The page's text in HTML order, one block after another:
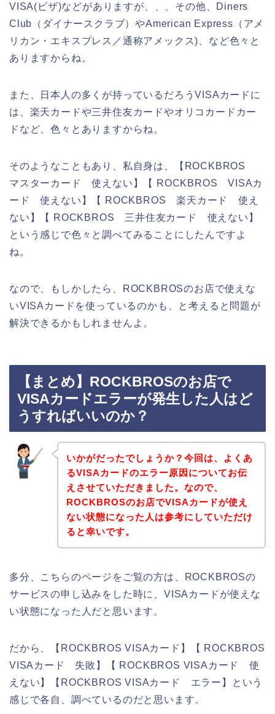
VISA(ビザ)などがありますが、、、その他、Diners
Club（ダイナースクラブ）やAmerican Express（アメ
リカン・エキスプレス／通称アメックス)、など色々と
ありますからね。
また、日本人の多くが持っているだろうVISAカードに
は、楽天カードや三井住友カードやオリコカードカー
ドなど、色々とありますからね。
そのようなこともあり、私自身は、【ROCKBROS
マスターカード 使えない】【 ROCKBROS VISAカ
ード 使えない】【 ROCKBROS 楽天カード 使え
ない】【 ROCKBROS 三井住友カード 使えない】
という感じで色々と調べてみることにしたんですよ
ね。
なので、もしかしたら、ROCKBROSのお店で使えな
いVISAカードを使っているのかも、と考えると問題が
解決できるかもしれませんよ。
【まとめ】ROCKBROSのお店で
VISAカードエラーが発生した人はど
うすればいいのか？
いかがだったでしょうか？今回は、よくあ
るVISAカードのエラー原因についてお伝
えさせていただきました。なので、
ROCKBROSのお店でVISAカードが使え
ない状態になった人は参考にしていただけ
ると幸いです。
多分、こちらのページをご覧の方は、ROCKBROSの
サービスの申し込みをした時に、VISAカードが使えな
い状態になった人だと思います。
だから、【ROCKBROS VISAカード】【 ROCKBROS
VISAカード 失敗】【 ROCKBROS VISAカード 使
えない】【ROCKBROS VISAカード エラー】という
感じで各自、調べているのだと思います。